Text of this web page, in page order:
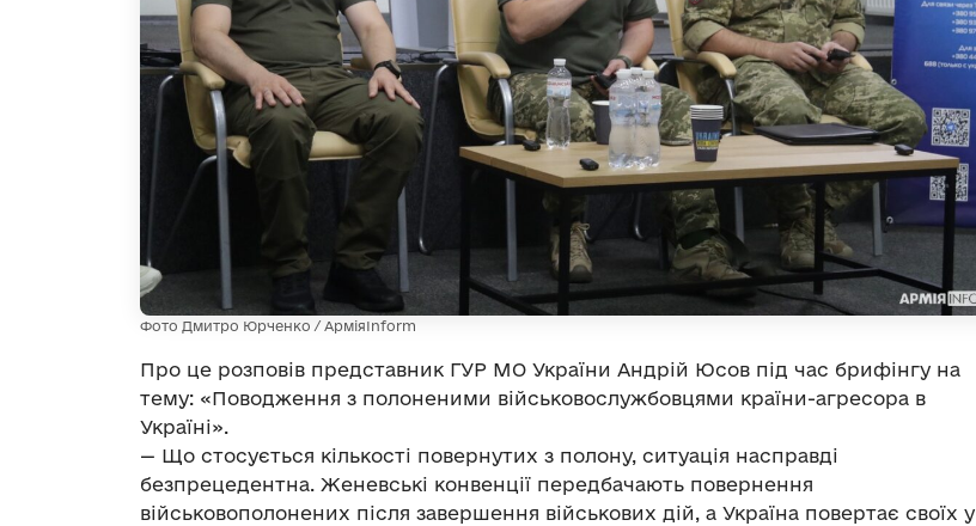
Фото Дмитро Юрченко / АрміяInform
Про це розповів представник ГУР МО України Андрій Юсов під час брифінгу на
тему: «Поводження з полоненими військовослужбовцями країни-агресора в
Україні».
— Що стосується кількості повернутих з полону, ситуація насправді
безпрецедентна. Женевські конвенції передбачають повернення
військовополонених після завершення військових дій, а Україна повертає своїх у